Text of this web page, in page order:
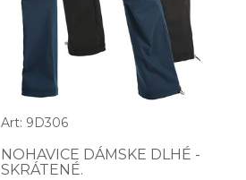
Art: 9D306
NOHAVICE DÁMSKE DLHÉ -
SKRÁTENÉ.